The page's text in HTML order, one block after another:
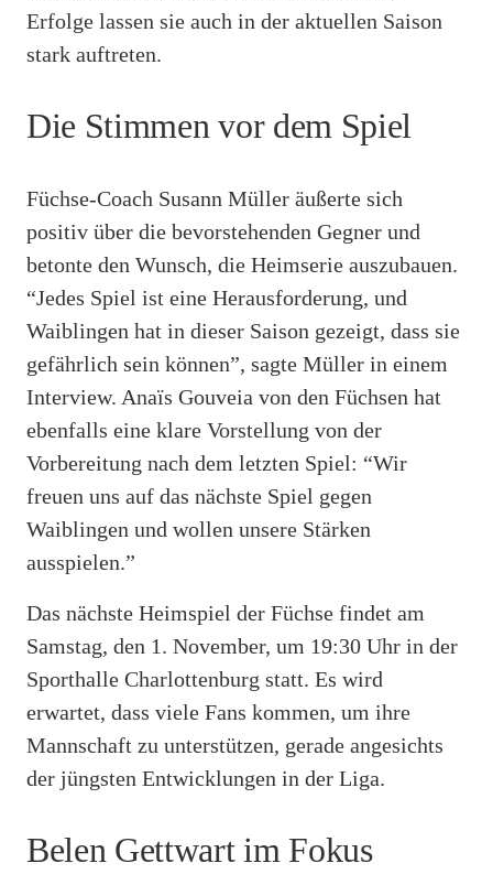
Erfolge lassen sie auch in der aktuellen Saison
stark auftreten.
Die Stimmen vor dem Spiel
Füchse-Coach Susann Müller äußerte sich
positiv über die bevorstehenden Gegner und
betonte den Wunsch, die Heimserie auszubauen.
“Jedes Spiel ist eine Herausforderung, und
Waiblingen hat in dieser Saison gezeigt, dass sie
gefährlich sein können”, sagte Müller in einem
Interview. Anaïs Gouveia von den Füchsen hat
ebenfalls eine klare Vorstellung von der
Vorbereitung nach dem letzten Spiel: “Wir
freuen uns auf das nächste Spiel gegen
Waiblingen und wollen unsere Stärken
ausspielen.”
Das nächste Heimspiel der Füchse findet am
Samstag, den 1. November, um 19:30 Uhr in der
Sporthalle Charlottenburg statt. Es wird
erwartet, dass viele Fans kommen, um ihre
Mannschaft zu unterstützen, gerade angesichts
der jüngsten Entwicklungen in der Liga.
Belen Gettwart im Fokus